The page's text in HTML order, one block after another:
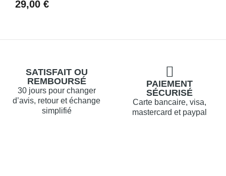
29,00 €
SATISFAIT OU
REMBOURSÉ
30 jours pour changer
d’avis, retour et échange
simplifié
PAIEMENT
SÉCURISÉ
Carte bancaire, visa,
mastercard et paypal